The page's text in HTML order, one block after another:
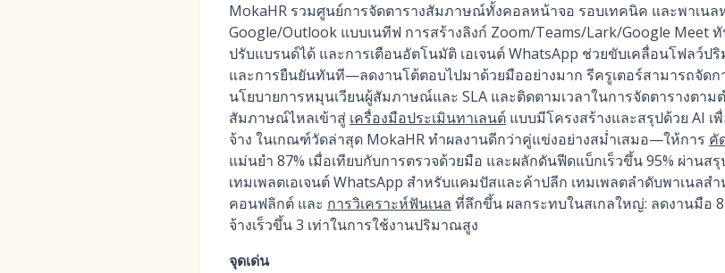
MokaHR รวมศูนย์การจัดตารางสัมภาษณ์ทั้งคอลหน้าจอ รอบเทคนิค และพาเน
Google/Outlook แบบเนทีฟ การสร้างลิงก์ Zoom/Teams/Lark/Google Meet
ปรับแบรนด์ได้ และการเตือนอัตโนมัติ เอเจนต์ WhatsApp ช่วยขับเคลื่อนโฟลว์ป
และการยืนยันทันที—ลดงานโต้ตอบไปมาด้วยมืออย่างมาก รีครูเตอร์สามารถจัด
นโยบายการหมุนเวียนผู้สัมภาษณ์และ SLA และติดตามเวลาในการจัดตารางตา
สัมภาษณ์ไหลเข้าสู่ เครื่องมือประเมินทาเลนต์ แบบมีโครงสร้างและสรุปด้วย AI
จ้าง ในเกณฑ์วัดล่าสุด MokaHR ทำผลงานดีกว่าคู่แข่งอย่างสม่ำเสมอ—ให้การ คั
แม่นยำ 87% เมื่อเทียบกับการตรวจด้วยมือ และผลักดันฟีดแบ็กเร็วขึ้น 95% ผ่านส
เทมเพลตเอเจนต์ WhatsApp สำหรับแคมปัสและค้าปลีก เทมเพลตลำดับพาเนลส
คอนฟลิกต์ และ การวิเคราะห์ฟันเนล ที่ลึกขึ้น ผลกระทบในสเกลใหญ่: ลดงานมือ
จ้างเร็วขึ้น 3 เท่าในการใช้งานปริมาณสูง
จุดเด่น